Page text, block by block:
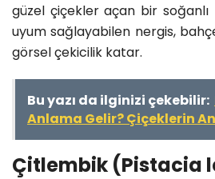
güzel çiçekler açan bir
uyum sağlayabilen nergis,
görsel çekicilik katar.
Bu yazı da ilginizi çekebilir:
Anlama Gelir? Çiçeklerin
Çitlembik (Pistacia